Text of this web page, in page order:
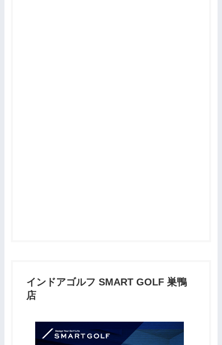
インドアゴルフ SMART GOLF 巣鴨
店